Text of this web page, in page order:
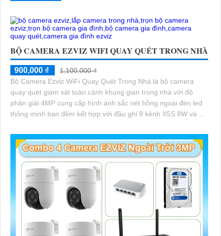
BỘ CAMERA EZVIZ WIFI QUAY QUÉT TRONG NHÀ
900,000 ₫
1,100,000 ₫
Bộ Camera Ezviz WiFi Quay Quét Trong Nhà là bộ camera
quay quét giám sát toàn cảnh khung gian trong nhà với độ
phân giải 4MP cung cấp hình ảnh sắc nét hồng ngoại đèn led
thông minh ban đêm kết hợp với đầu ghi 8 kênh X5S 8W và ổ